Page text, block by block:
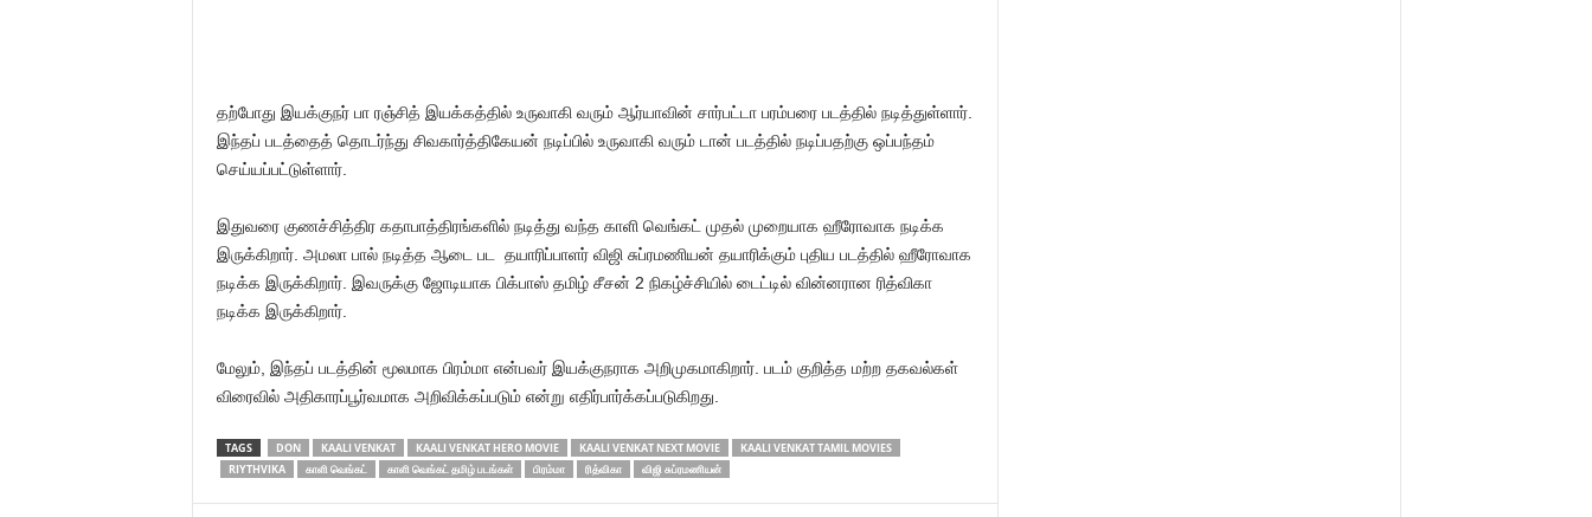
தற்போது இயக்குநர் பா ரஞ்சித் இயக்கத்தில் உருவாகி வரும் ஆர்யாவின் சார்பட்டா பரம்பரை படத்தில் நடித்துள்ளார்.
இந்தப் படத்தைத் தொடர்ந்து சிவகார்த்திகேயன் நடிப்பில் உருவாகி வரும் டான் படத்தில் நடிப்பதற்கு ஒப்பந்தம்
செய்யப்பட்டுள்ளார்.
இதுவரை குணச்சித்திர கதாபாத்திரங்களில் நடித்து வந்த காளி வெங்கட் முதல் முறையாக ஹீரோவாக நடிக்க
இருக்கிறார். அமலா பால் நடித்த ஆடை பட தயாரிப்பாளர் விஜி சுப்ரமணியன் தயாரிக்கும் புதிய படத்தில் ஹீரோவாக
நடிக்க இருக்கிறார். இவருக்கு ஜோடியாக பிக்பாஸ் தமிழ் சீசன் 2 நிகழ்ச்சியில் டைட்டில் வின்னரான ரித்விகா
நடிக்க இருக்கிறார்.
மேலும், இந்தப் படத்தின் மூலமாக பிரம்மா என்பவர் இயக்குநராக அறிமுகமாகிறார். படம் குறித்த மற்ற தகவல்கள்
விரைவில் அதிகாரப்பூர்வமாக அறிவிக்கப்படும் என்று எதிர்பார்க்கப்படுகிறது.
TAGS DON KAALI VENKAT KAALI VENKAT HERO MOVIE KAALI VENKAT NEXT MOVIE
KAALI VENKAT TAMIL MOVIES
RIYTHVIKA
காளி வெங்கட் காளி வெங்கட் தமிழ் படங்கள் பிரம்மா ரித்விகா விஜி சுப்ரமணியன்